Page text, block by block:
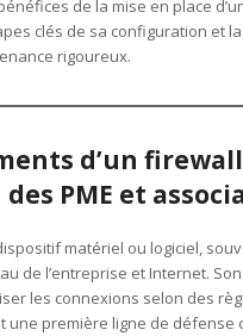
de la mise en place
clés de sa configuration et
rigoureux.
d’un
PME et
matériel ou logiciel,
de l’entreprise et Internet.
les connexions selon des
une première ligne de défense